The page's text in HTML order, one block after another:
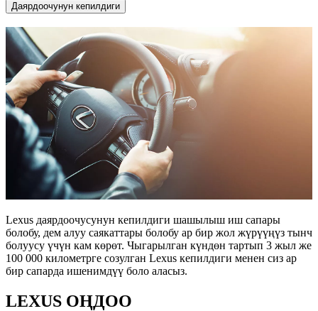
Даярдоочунун кепилдиги
Lexus даярдоочусунун кепилдиги шашылыш иш сапары
болобу, дем алуу саякаттары болобу ар бир жол жүрүүңүз тынч
болуусу үчүн кам көрөт. Чыгарылган күндөн тартып 3 жыл же
100 000 километрге созулган Lexus кепилдиги менен сиз ар
бир сапарда ишенимдүү боло аласыз.
LEXUS ОҢДОО